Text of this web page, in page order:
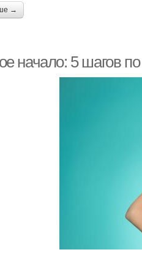
→
начало: 5 шагов